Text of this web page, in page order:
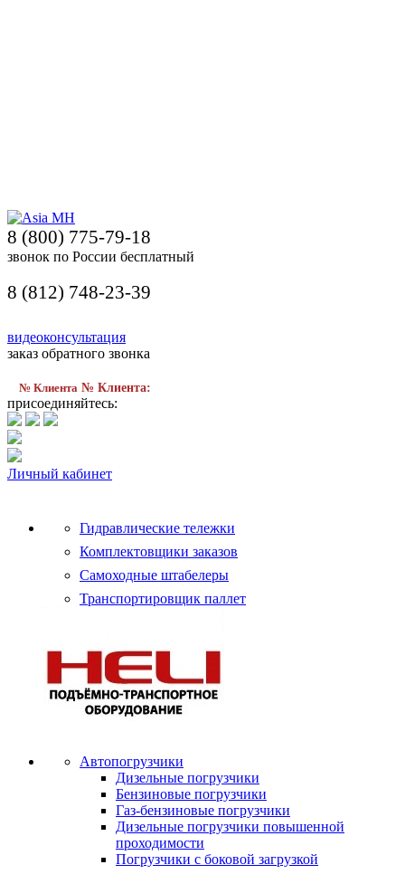
8 (800) 775-79-18
звонок по России бесплатный
8 (812) 748-23-39
видеоконсультация
заказ обратного звонка
№ Клиента № Клиента:
присоединяйтесь:
Личный кабинет
Гидравлические тележки
Комплектовщики заказов
Самоходные штабелеры
Транспортировщик паллет
Автопогрузчики
Дизельные погрузчики
Бензиновые погрузчики
Газ-бензиновые погрузчики
Дизельные погрузчики повышенной
проходимости
Погрузчики с боковой загрузкой